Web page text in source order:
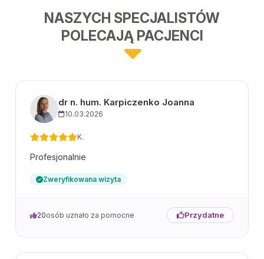
NASZYCH SPECJALISTÓW
POLECAJĄ PACJENCI
dr n. hum. Karpiczenko Joanna
10.03.2026
K.
Profesjonalnie
Zweryfikowana wizyta
20osób uznało za pomocne Przydatne